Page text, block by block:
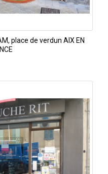
place de verdun AIX EN